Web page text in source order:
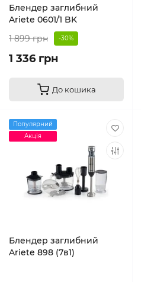
Блендер заглибний
Ariete 0601/1 BK
1 899 грн
-30%
1 336 грн
До кошика
Популярний
Акція
Блендер заглибний
Ariete 898 (7в1)